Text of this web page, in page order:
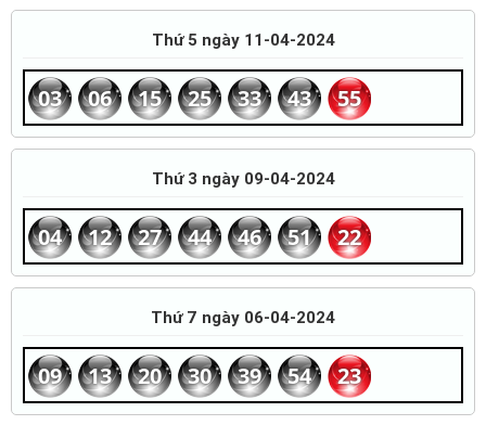
Thứ 5 ngày 11-04-2024
03 06 15 25 33 43 55
Thứ 3 ngày 09-04-2024
04 12 27 44 46 51 22
Thứ 7 ngày 06-04-2024
09 13 20 30 39 54 23